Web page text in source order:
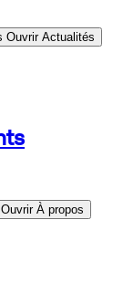
Ouvrir Actualités
Ouvrir À propos